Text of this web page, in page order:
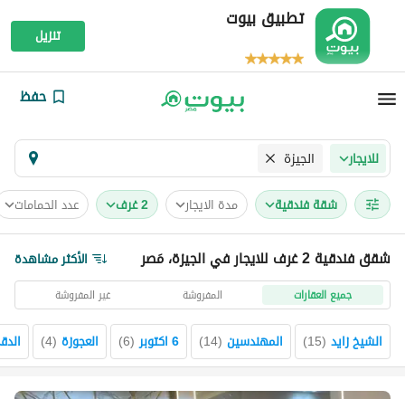
تطبيق بيوت
تنزيل
حفظ
للايجار الجيزة
شقة فندقية مدة الايجار 2 غرف عدد الحمامات
شقق فندقية 2 غرف للايجار في الجيزة، مَصر الأكثر مشاهدة
جميع العقارات المفروشة غير المفروشة
الشيخ زايد (
15
) المهندسين (
14
) 6 اكتوبر (
6
) العجوزة (
4
)